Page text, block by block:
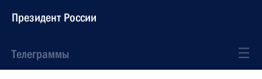
Президент России
Телеграммы